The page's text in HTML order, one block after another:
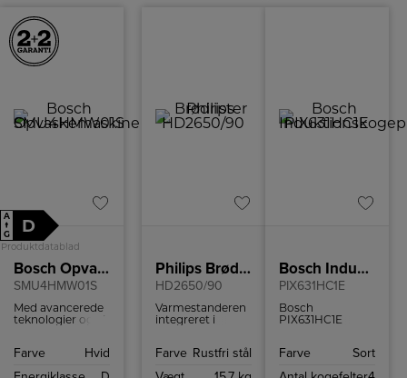
A
↑
G
D
Produktdatablad
Bosch Opvaskemaskine
SMU4HMW01S
Med avancerede
teknologier og et
opvaskemaskine
Farve
Hvid
Philips Brødrister
HD2650/90
Varmestanderen
integreret i
mulighed for at
Farve Rustfri stål
Bosch Induktionskogeplade
PIX631HC1E
Bosch
PIX631HC1E
funktioner som
Farve
Sort